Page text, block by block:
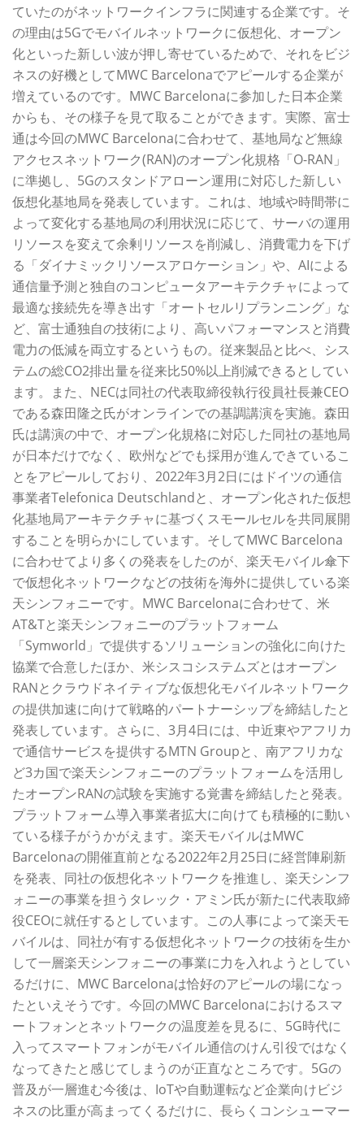
ていたのがネットワークインフラに関連する企業です。そ
の理由は5Gでモバイルネットワークに仮想化、オープン
化といった新しい波が押し寄せているためで、それをビジ
ネスの好機としてMWC Barcelonaでアピールする企業が
増えているのです。MWC Barcelonaに参加した日本企業
からも、その様子を見て取ることができます。実際、富士
通は今回のMWC Barcelonaに合わせて、基地局など無線
アクセスネットワーク(RAN)のオープン化規格「O-RAN」
に準拠し、5Gのスタンドアローン運用に対応した新しい
仮想化基地局を発表しています。これは、地域や時間帯に
よって変化する基地局の利用状況に応じて、サーバの運用
リソースを変えて余剰リソースを削減し、消費電力を下げ
る「ダイナミックリソースアロケーション」や、AIによる
通信量予測と独自のコンピュータアーキテクチャによって
最適な接続先を導き出す「オートセルリプランニング」な
ど、富士通独自の技術により、高いパフォーマンスと消費
電力の低減を両立するというもの。従来製品と比べ、シス
テムの総CO2排出量を従来比50%以上削減できるとしてい
ます。また、NECは同社の代表取締役執行役員社長兼CEO
である森田隆之氏がオンラインでの基調講演を実施。森田
氏は講演の中で、オープン化規格に対応した同社の基地局
が日本だけでなく、欧州などでも採用が進んできているこ
とをアピールしており、2022年3月2日にはドイツの通信
事業者Telefonica Deutschlandと、オープン化された仮想
化基地局アーキテクチャに基づくスモールセルを共同展開
することを明らかにしています。そしてMWC Barcelona
に合わせてより多くの発表をしたのが、楽天モバイル傘下
で仮想化ネットワークなどの技術を海外に提供している楽
天シンフォニーです。MWC Barcelonaに合わせて、米
AT&Tと楽天シンフォニーのプラットフォーム
「Symworld」で提供するソリューションの強化に向けた
協業で合意したほか、米シスコシステムズとはオープン
RANとクラウドネイティブな仮想化モバイルネットワーク
の提供加速に向けて戦略的パートナーシップを締結したと
発表しています。さらに、3月4日には、中近東やアフリカ
で通信サービスを提供するMTN Groupと、南アフリカな
ど3カ国で楽天シンフォニーのプラットフォームを活用し
たオープンRANの試験を実施する覚書を締結したと発表。
プラットフォーム導入事業者拡大に向けても積極的に動い
ている様子がうかがえます。楽天モバイルはMWC
Barcelonaの開催直前となる2022年2月25日に経営陣刷新
を発表、同社の仮想化ネットワークを推進し、楽天シンフ
ォニーの事業を担うタレック・アミン氏が新たに代表取締
役CEOに就任するとしています。この人事によって楽天モ
バイルは、同社が有する仮想化ネットワークの技術を生か
して一層楽天シンフォニーの事業に力を入れようとしてい
るだけに、MWC Barcelonaは恰好のアピールの場になっ
たといえそうです。今回のMWC Barcelonaにおけるスマ
ートフォンとネットワークの温度差を見るに、5G時代に
入ってスマートフォンがモバイル通信のけん引役ではなく
なってきたと感じてしまうのが正直なところです。5Gの
普及が一層進む今後は、IoTや自動運転など企業向けビジ
ネスの比重が高まってくるだけに、長らくコンシューマー